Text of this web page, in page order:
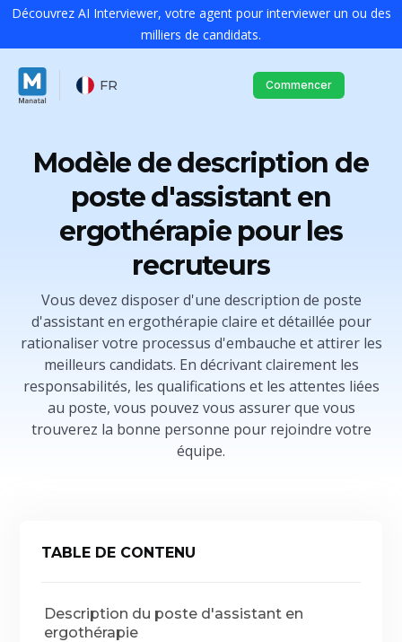
Découvrez AI Interviewer, votre agent pour interviewer un ou des
milliers de candidats.
FR Commencer
Modèle de description de
poste d'assistant en
ergothérapie pour les
recruteurs
Vous devez disposer d'une description de poste
d'assistant en ergothérapie claire et détaillée pour
rationaliser votre processus d'embauche et attirer les
meilleurs candidats. En décrivant clairement les
responsabilités, les qualifications et les attentes liées
au poste, vous pouvez vous assurer que vous
trouverez la bonne personne pour rejoindre votre
équipe.
TABLE DE CONTENU
Description du poste d'assistant en
ergothérapie